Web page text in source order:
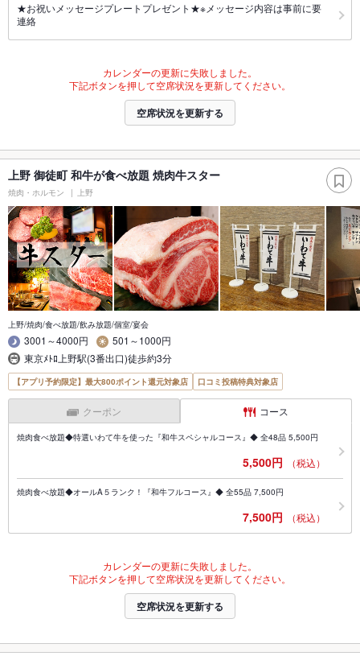
★お祝いメッセージプレートプレゼント★※メッセージ内容は事前に要
連絡
カレンダーの更新に失敗しました。
下記ボタンを押して空席状況を更新してください。
空席状況を更新する
上野 御徒町 和牛が食べ放題 焼肉牛スター
焼肉・ホルモン 上野
上野/焼肉/食べ放題/飲み放題/個室/宴会
3001～4000円
501～1000円
東京ﾒﾄﾛ上野駅(3番出口)徒歩約3分
【アプリ予約限定】最大800ポイント還元対象店 口コミ投稿特典対象店
クーポン コース
焼肉食べ放題◆特選いわて牛を使った『和牛スペシャルコース』◆ 全48品 5,500円
5,500円 （税込）
焼肉食べ放題◆オールA５ランク！『和牛フルコース』◆ 全55品 7,500円
7,500円 （税込）
カレンダーの更新に失敗しました。
下記ボタンを押して空席状況を更新してください。
空席状況を更新する